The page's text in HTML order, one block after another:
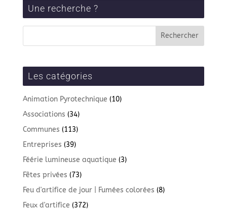
Une recherche ?
Les catégories
Animation Pyrotechnique (10)
Associations (34)
Communes (113)
Entreprises (39)
Féérie lumineuse aquatique (3)
Fêtes privées (73)
Feu d'artifice de jour | Fumées colorées (8)
Feux d'artifice (372)